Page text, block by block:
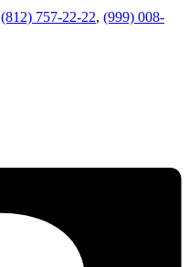
(812) 757-22-22, (999) 008-